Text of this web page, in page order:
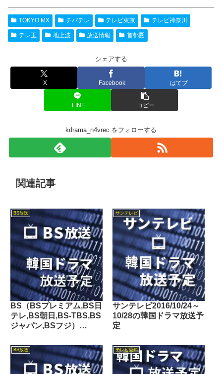
TOKYO MX チバテレ テレビ東京 テレビ神奈川
テレ玉 地上波 放送情報 首都圏
シェアする
X Facebook はてブ
LINE コピー
kdrama_n4vrec をフォローする
関連記事
BS放送
BS（BSプレミアム,BS日
テレ,BS朝日,BS-TBS,BS
ジャパン,BSフジ）
ドラマ放送予定
サンテレビ
サンテレビ2016/10/24～
10/28の韓国ドラマ放送予
定
BS放送 テレビ愛知